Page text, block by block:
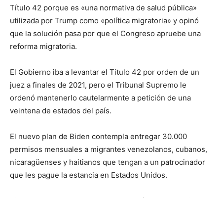
Título 42 porque es «una normativa de salud pública»
utilizada por Trump como «política migratoria» y opinó
que la solución pasa por que el Congreso apruebe una
reforma migratoria.
El Gobierno iba a levantar el Título 42 por orden de un
juez a finales de 2021, pero el Tribunal Supremo le
ordenó mantenerlo cautelarmente a petición de una
veintena de estados del país.
El nuevo plan de Biden contempla entregar 30.000
permisos mensuales a migrantes venezolanos, cubanos,
nicaragüenses y haitianos que tengan a un patrocinador
que les pague la estancia en Estados Unidos.